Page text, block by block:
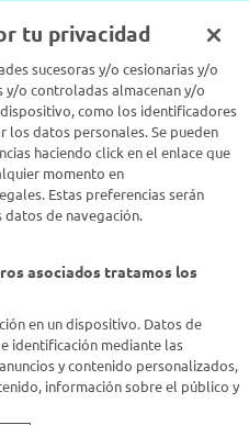
con nosotros acá
tu privacidad
sucesoras y/o cesionarias y/o
y/o controladas almacenan y/o
como los identificadores
los datos personales. Se pueden
haciendo click en el enlace que
momento en
Estas preferencias serán
datos de navegación.
asociados tratamos los
en un dispositivo. Datos de
identificación mediante las
y contenido personalizados,
información sobre el público y